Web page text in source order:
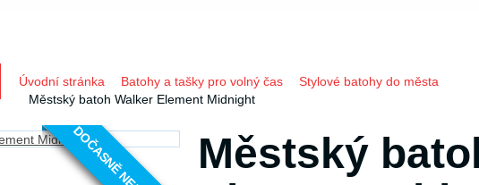
Úvodní stránka Batohy a tašky pro volný čas
Stylové batohy do města
Městský batoh Walker Element Midnight
Městský